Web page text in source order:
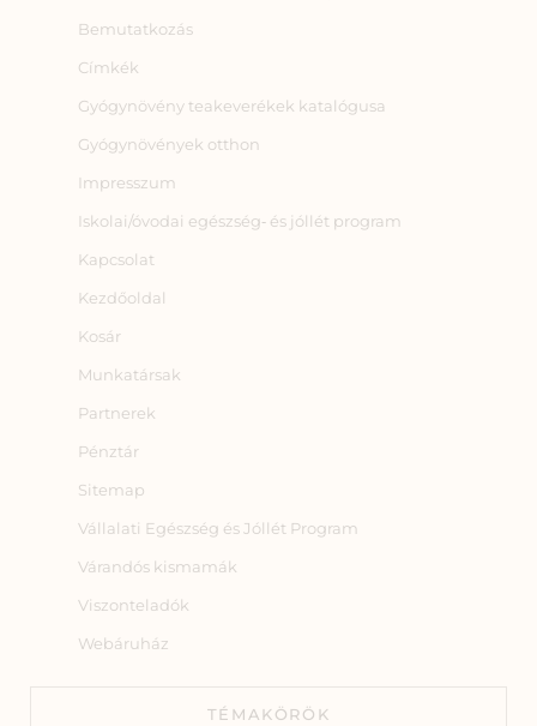
Bemutatkozás
Címkék
Gyógynövény teakeverékek katalógusa
Gyógynövények otthon
Impresszum
Iskolai/óvodai egészség‑ és jóllét program
Kapcsolat
Kezdőoldal
Kosár
Munkatársak
Partnerek
Pénztár
Sitemap
Vállalati Egészség és Jóllét Program
Várandós kismamák
Viszonteladók
Webáruház
TÉMAKÖRÖK